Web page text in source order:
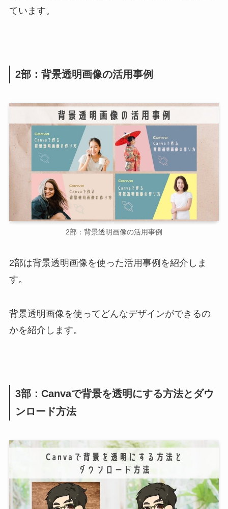
ています。
2部：背景透明画像の活用事例
2部：背景透明画像の活用事例
2部は背景透明画像を使った活用事例を紹介しま
す。
背景透明画像を使ってどんなデザインができるの
かを紹介します。
3部：Canvaで背景を透明にする方法とダウ
ンロード方法